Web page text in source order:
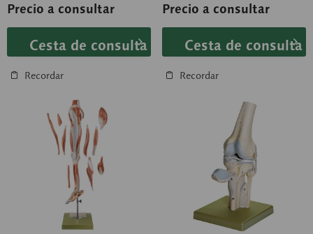
la...
Precio a consultar
Cesta de consulta
Recordar
pie se puede...
Precio a consultar
Cesta de consulta
Recordar